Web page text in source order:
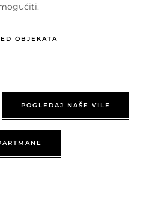
OBJEKATA
POGLEDAJ NAŠE VILE